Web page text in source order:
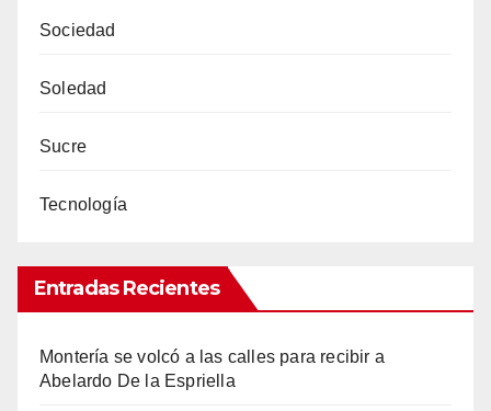
Sociedad
Soledad
Sucre
Tecnología
Entradas Recientes
Montería se volcó a las calles para recibir a
Abelardo De la Espriella